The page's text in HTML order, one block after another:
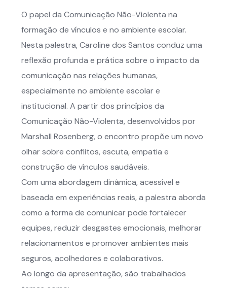
O papel da Comunicação Não-Violenta na
formação de vínculos e no ambiente escolar.
Nesta palestra, Caroline dos Santos conduz uma
reflexão profunda e prática sobre o impacto da
comunicação nas relações humanas,
especialmente no ambiente escolar e
institucional. A partir dos princípios da
Comunicação Não-Violenta, desenvolvidos por
Marshall Rosenberg, o encontro propõe um novo
olhar sobre conflitos, escuta, empatia e
construção de vínculos saudáveis.
Com uma abordagem dinâmica, acessível e
baseada em experiências reais, a palestra aborda
como a forma de comunicar pode fortalecer
equipes, reduzir desgastes emocionais, melhorar
relacionamentos e promover ambientes mais
seguros, acolhedores e colaborativos.
Ao longo da apresentação, são trabalhados